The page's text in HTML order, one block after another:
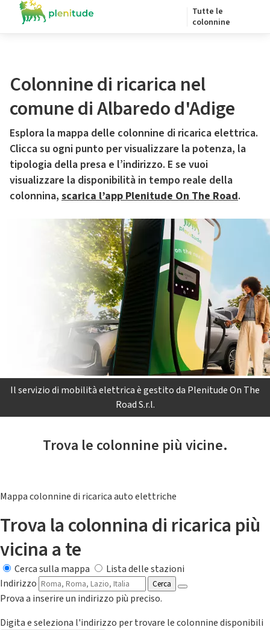
Tutte le
colonnine
Colonnine di ricarica nel
comune di Albaredo d'Adige
Esplora la mappa delle colonnine di ricarica elettrica.
Clicca su ogni punto per visualizzare la potenza, la
tipologia della presa e l’indirizzo. E se vuoi
visualizzare la disponibilità in tempo reale della
colonnina, scarica l’app Plenitude On The Road.
Il servizio di mobilità elettrica è gestito da Plenitude On The
Road S.r.l.
Trova le colonnine più vicine.
Mappa colonnine di ricarica auto elettriche
Trova la colonnina di ricarica più
vicina a te
Cerca sulla mappa
Lista delle stazioni
Indirizzo
Cerca
Prova a inserire un indirizzo più preciso.
Digita e seleziona l'indirizzo per trovare le colonnine disponibili